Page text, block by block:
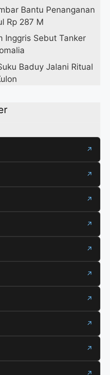
Bantu Penanganan
Rp 287 M
Inggris Sebut Tanker
Baduy Jalani Ritual
↗
↗
↗
↗
↗
↗
↗
↗
↗
↗